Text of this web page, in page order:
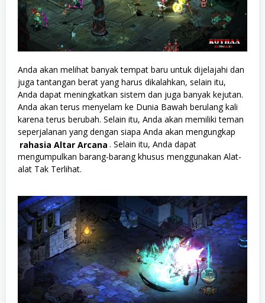
Anda akan melihat banyak tempat baru untuk dijelajahi dan
juga tantangan berat yang harus dikalahkan, selain itu,
Anda dapat meningkatkan sistem dan juga banyak kejutan.
Anda akan terus menyelam ke Dunia Bawah berulang kali
karena terus berubah. Selain itu, Anda akan memiliki teman
seperjalanan yang dengan siapa Anda akan mengungkap
rahasia Altar Arcana . Selain itu, Anda dapat
mengumpulkan barang-barang khusus menggunakan Alat-
alat Tak Terlihat.